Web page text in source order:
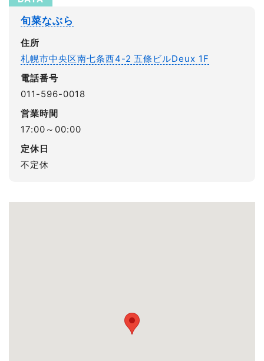
旬菜なぶら
住所
札幌市中央区南七条西4-2 五條ビルDeux 1F
電話番号
011-596-0018
営業時間
17:00～00:00
定休日
不定休